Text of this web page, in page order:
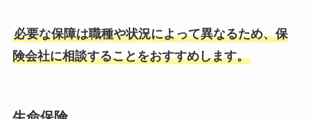
必要な保障は職種や状況によって異なるため、保
険会社に相談することをおすすめします。